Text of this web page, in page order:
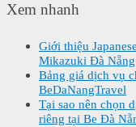
Xem nhanh
Giới thiệu
Mikazuki Đà
Bảng giá dịch vụ
BeDaNangTravel
Tại sao nên chọn
riêng tại Be Đà